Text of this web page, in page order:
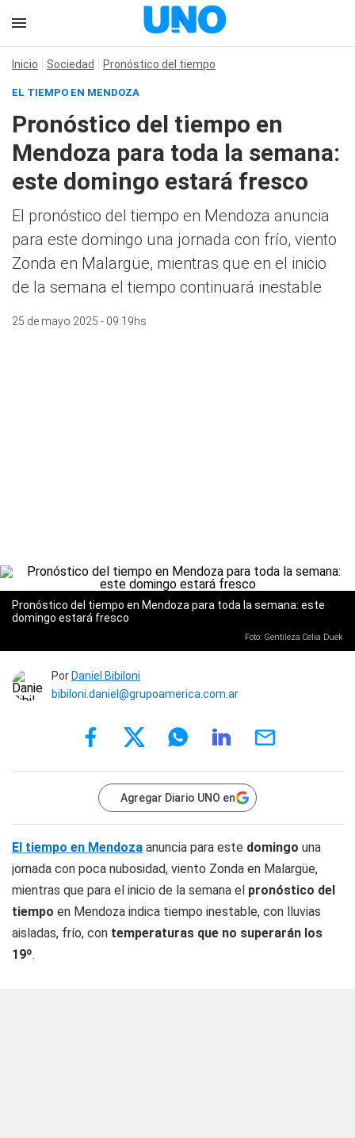
Inicio Sociedad Pronóstico del tiempo
EL TIEMPO EN MENDOZA
Pronóstico del tiempo en
Mendoza para toda la semana:
este domingo estará fresco
El pronóstico del tiempo en Mendoza anuncia
para este domingo una jornada con frío, viento
Zonda en Malargüe, mientras que en el inicio
de la semana el tiempo continuará inestable
25 de mayo 2025 - 09:19hs
Pronóstico del tiempo en Mendoza para toda la semana: este
domingo estará fresco
Foto: Gentileza Celia Duek
Por Daniel Bibiloni
bibiloni.daniel@grupoamerica.com.ar
Agregar Diario UNO en
El tiempo en Mendoza anuncia para este domingo una
jornada con poca nubosidad, viento Zonda en Malargüe,
mientras que para el inicio de la semana el pronóstico del
tiempo en Mendoza indica tiempo inestable, con lluvias
aisladas, frío, con temperaturas que no superarán los
19º.